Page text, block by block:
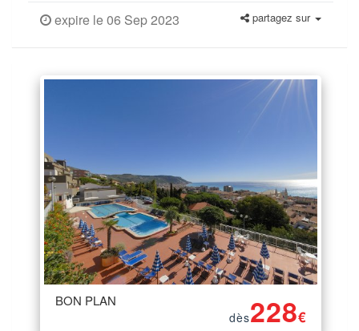
expire le 06 Sep 2023 partagez sur
BON PLAN
dès228€